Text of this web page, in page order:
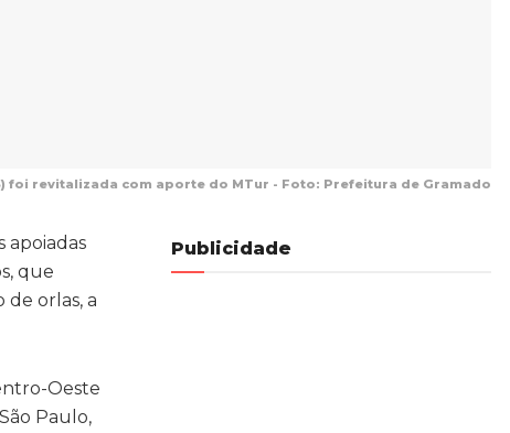
foi revitalizada com aporte do MTur - Foto: Prefeitura de Gramado
apoiadas
que
de orlas, a
Oeste
Paulo,
Publicidade